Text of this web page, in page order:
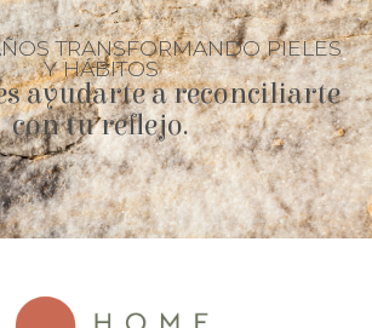
TRANSFORMANDO PIELES
Y HÁBITOS
ayudarte a reconciliarte
con tu reflejo.